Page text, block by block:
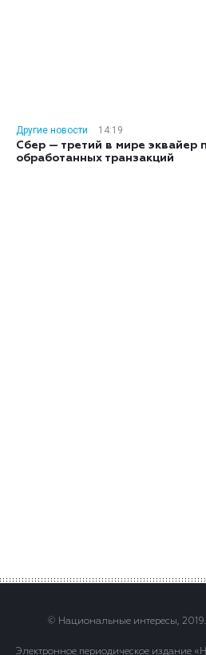
Другие новости
14:19
Сбер — третий в мире эквайер
обработанных транзакций
© Национальные интересы,
Электронное периодическое издание